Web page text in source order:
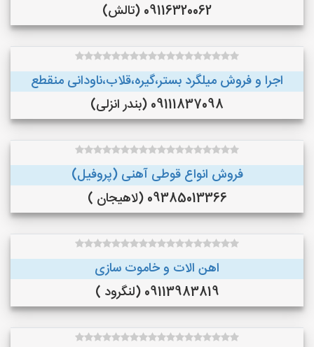
09116320062 (تالش)
اجرا و فروش میلگرد بستر،گیره،قلاب،ناودانی منقطع
09111837098 (بندر انزلی)
فروش انواع قوطی آهنی (پروفیل)
09385013366 (لاهیجان )
اهن الات و خاموت سازی
09113983819 (لنگرود )